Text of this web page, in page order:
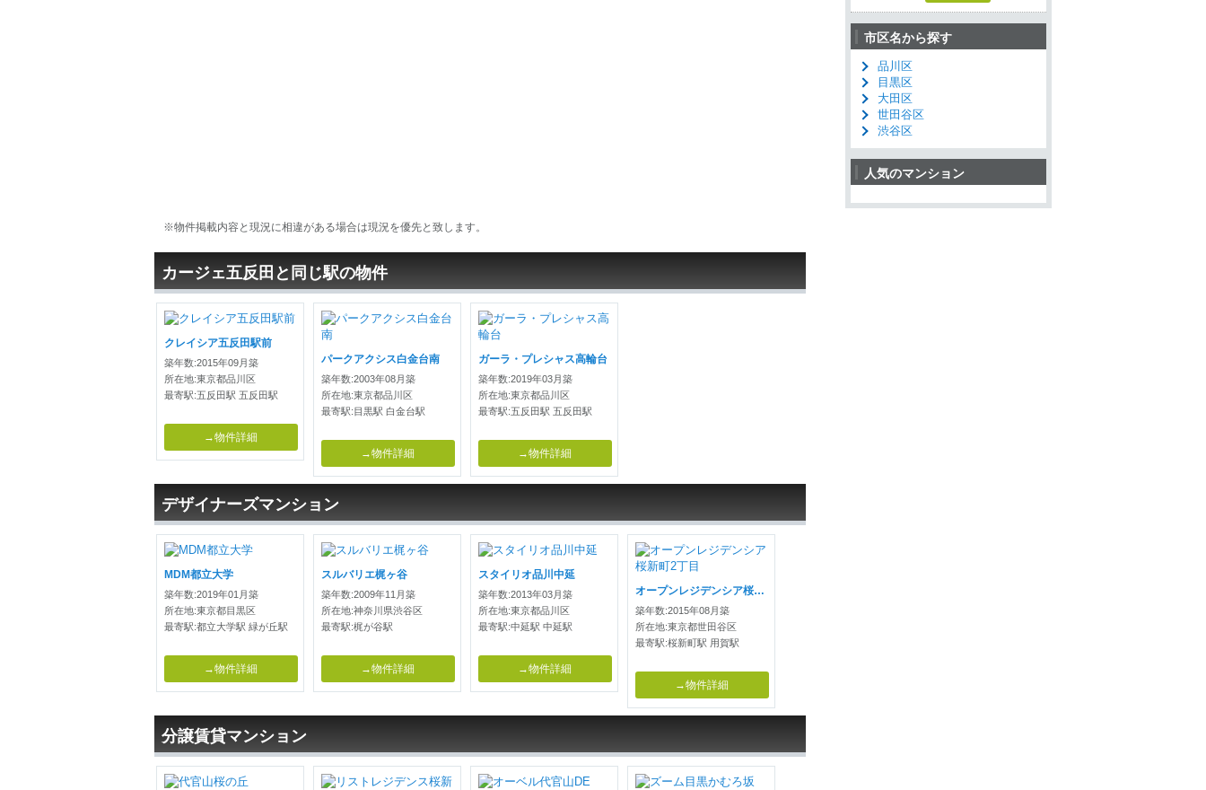
※物件掲載内容と現況に相違がある場合は現況を優先と致します。
カージェ五反田と同じ駅の物件
クレイシア五反田駅前
築年数:2015年09月築
所在地:東京都品川区
最寄駅:五反田駅 五反田駅
→物件詳細
パークアクシス白金台南
築年数:2003年08月築
所在地:東京都品川区
最寄駅:目黒駅 白金台駅
→物件詳細
ガーラ・プレシャス高輪台
築年数:2019年03月築
所在地:東京都品川区
最寄駅:五反田駅 五反田駅
→物件詳細
デザイナーズマンション
MDM都立大学
築年数:2019年01月築
所在地:東京都目黒区
最寄駅:都立大学駅 緑が丘駅
→物件詳細
スルバリエ梶ヶ谷
築年数:2009年11月築
所在地:神奈川県渋谷区
最寄駅:梶が谷駅
→物件詳細
スタイリオ品川中延
築年数:2013年03月築
所在地:東京都品川区
最寄駅:中延駅 中延駅
→物件詳細
オープンレジデンシア桜新町2丁目
築年数:2015年08月築
所在地:東京都世田谷区
最寄駅:桜新町駅 用賀駅
→物件詳細
分譲賃貸マンション
市区名から探す
品川区
目黒区
大田区
世田谷区
渋谷区
人気のマンション